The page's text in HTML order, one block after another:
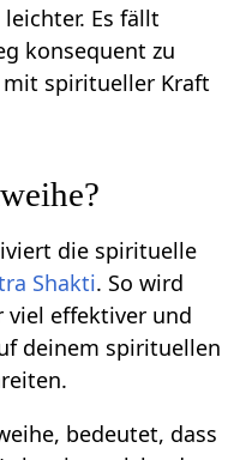
Es fällt
konsequent zu
mit spiritueller Kraft
die spirituelle
Shakti. So wird
viel effektiver und
deinem spirituellen
bedeutet, dass